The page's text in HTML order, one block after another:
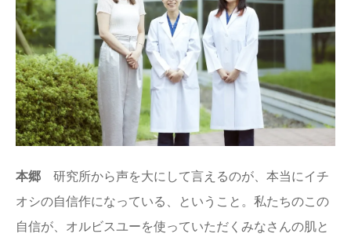
本郷 研究所から声を大にして言えるのが、本当にイチ
オシの自信作になっている、ということ。私たちのこの
自信が、オルビスユーを使っていただくみなさんの肌と